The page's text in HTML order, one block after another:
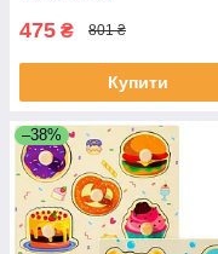
475 ₴ 801 ₴
Купити
–38%